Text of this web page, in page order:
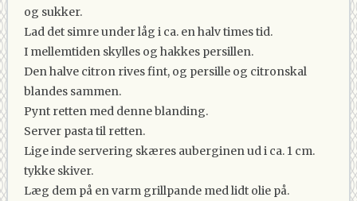
og sukker.
Lad det simre under låg i ca. en halv times tid.
I mellemtiden skylles og hakkes persillen.
Den halve citron rives fint, og persille og citronskal
blandes sammen.
Pynt retten med denne blanding.
Server pasta til retten.
Lige inde servering skæres auberginen ud i ca. 1 cm.
tykke skiver.
Læg dem på en varm grillpande med lidt olie på.